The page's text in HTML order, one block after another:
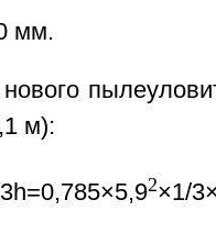
мм.
м):
2×1/